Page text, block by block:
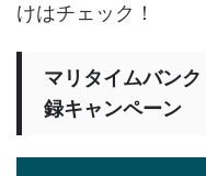
けはチェック！
マリタイムバン
録キャンペーン